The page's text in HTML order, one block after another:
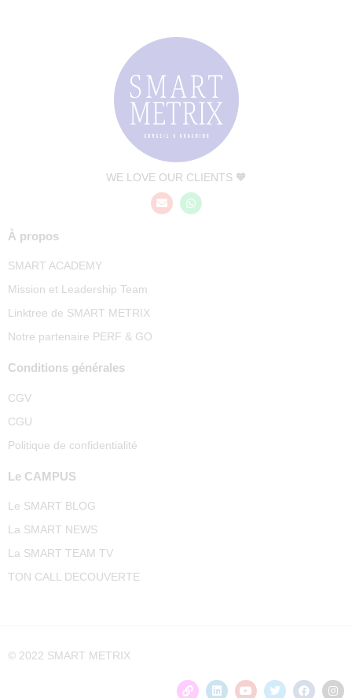
WE LOVE OUR CLIENTS 🧡
À propos
SMART ACADEMY
Mission et Leadership Team
Linktree de SMART METRIX
Notre partenaire PERF & GO
Conditions générales
CGV
CGU
Politique de confidentialité
Le CAMPUS
Le SMART BLOG
La SMART NEWS
La SMART TEAM TV
TON CALL DECOUVERTE
© 2022 SMART METRIX